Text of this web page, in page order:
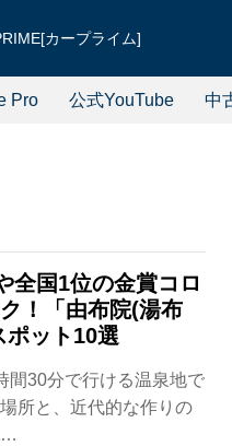
カープライム]
Pro 公式YouTube 中
全国1位の金賞コロ
！「由布院(湯布
ポット10選
間30分で行ける温泉地で
所と、近代的な作りの
…